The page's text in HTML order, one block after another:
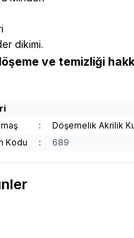
dikimi.
ve temizliği
:
Döşemelik Akrilik
Kodu
: 689